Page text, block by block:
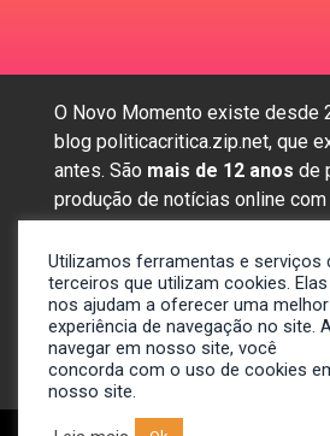
O Novo Momento existe desde
blog politicacritica.zip.net, que
antes. São mais de 12 anos de
produção de notícias online
assuntos mais importantes da
Sobre nós
Anunciar
Contato
Utilizamos ferramentas e serviços
terceiros que utilizam cookies. Elas
nos ajudam a oferecer uma melhor
experiência de navegação no site.
navegar em nosso site, você
concorda com o uso de cookies
nosso site.